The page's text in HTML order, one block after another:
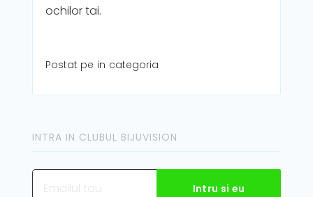
ochilor tai.
Postat pe in categoria
INTRA IN CLUBUL BIJUVISION